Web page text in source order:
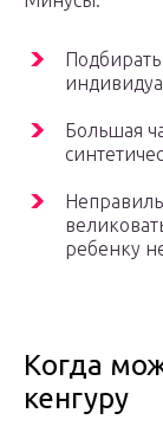
Большая
ребенку
Когда
кенгуру